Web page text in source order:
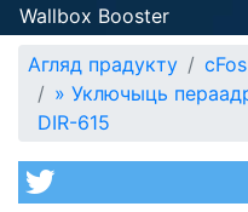
Wallbox Booster
Агляд прадукту
» Уключыць
DIR-615